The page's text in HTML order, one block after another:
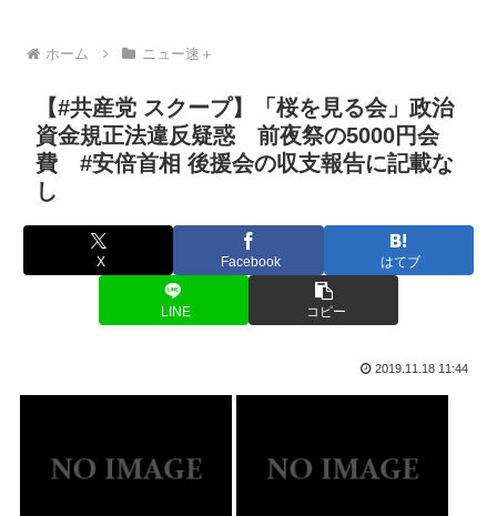
去最大...
→ 俺『...
ドローンがウクライナの民間人を追跡して爆発 ゼレンスキー
氏「ロシ...
最近、保存した画像を晒すスレ 008-4
【ケンモハック】普通のエアコンをスポットクーラー化する方
今「佐渡ヶ島」の地価が爆上がり中、お前らまだ安い今のうち
に騙され...
【衝撃】大竹玖瑠美さんの叔父「玖瑠美さんらしき遺体が見つ
近所の公園のトイレがハッテン場になってるんだけど、どうす
ればゲイ...
リュックに射精した男、逮捕。
50歳でマッチングアプリも婚活イベントも行ったことないオ
ホーム ニュー速＋
【#共産党 スクープ】「桜を見る会」政治
資金規正法違反疑惑 前夜祭の5000円会
費 #安倍首相 後援会の収支報告に記載な
し
X Facebook はてブ
LINE コピー
2019.11.18 11:44